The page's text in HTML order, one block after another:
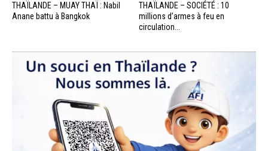
THAÏLANDE – MUAY THAÏ : Nabil
Anane battu à Bangkok
THAÏLANDE – SOCIÉTÉ : 10
millions d’armes à feu en
circulation...